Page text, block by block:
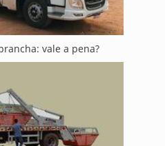
vale a pena?